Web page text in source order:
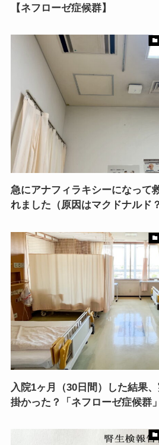
【ネフローゼ症候群】
急にアナフィラキシーになって
れました（原因はマクドナルド？
入院1ヶ月（30日間）した結果
掛かった？「ネフローゼ症候群」